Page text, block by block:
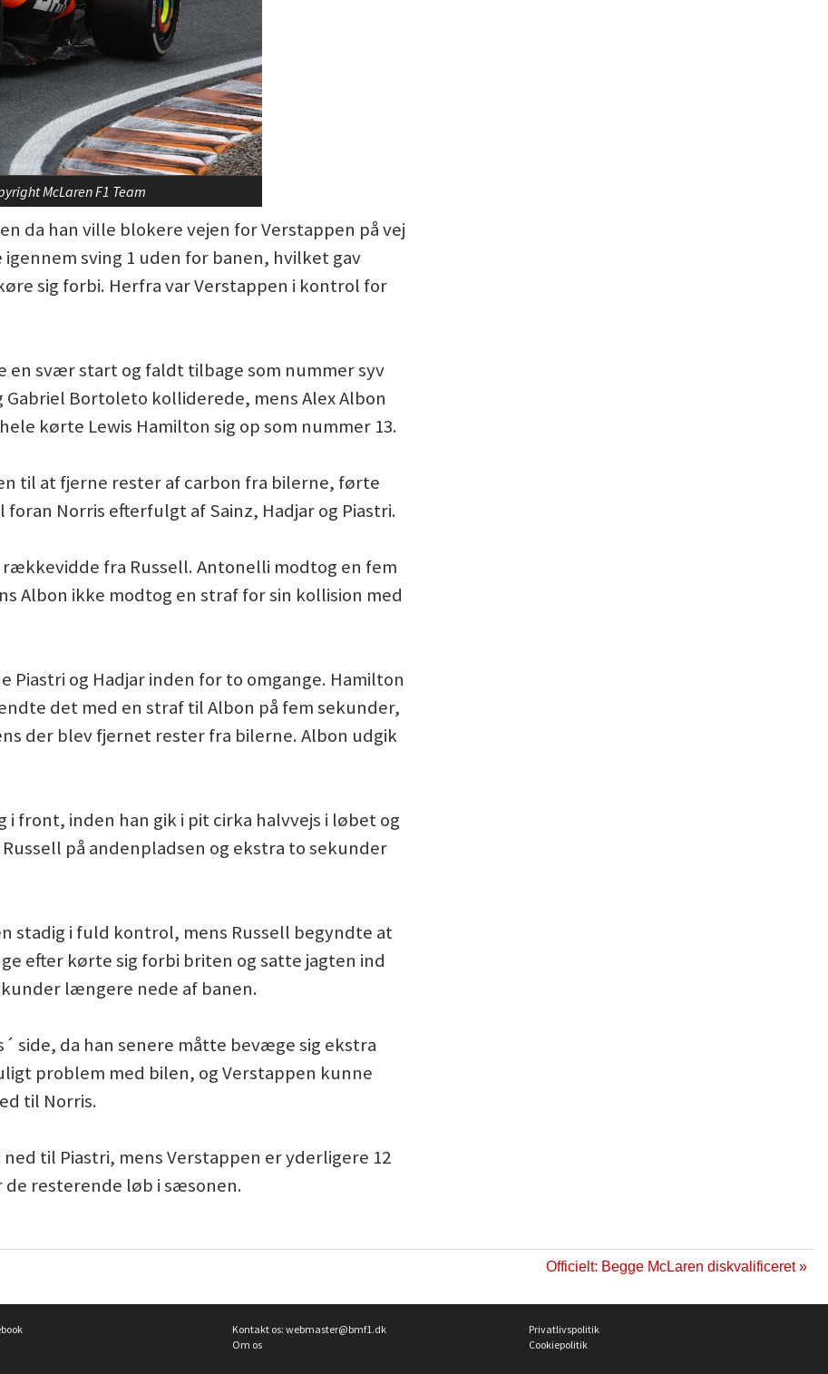
McLaren F1 Team
da han ville blokere vejen for Verstappen på vej
sving 1 uden for banen, hvilket gav
sig forbi. Herfra var Verstappen i kontrol for
en svær start og faldt tilbage som nummer syv
Bortoleto kolliderede, mens Alex Albon
kørte Lewis Hamilton sig op som nummer 13.
til at fjerne rester af carbon fra bilerne, førte
Norris efterfulgt af Sainz, Hadjar og Piastri.
rækkevidde fra Russell. Antonelli modtog en fem
Albon ikke modtog en straf for sin kollision med
Piastri og Hadjar inden for to omgange. Hamilton
det med en straf til Albon på fem sekunder,
der blev fjernet rester fra bilerne. Albon udgik
front, inden han gik i pit cirka halvvejs i løbet og
på andenpladsen og ekstra to sekunder
stadig i fuld kontrol, mens Russell begyndte at
efter kørte sig forbi briten og satte jagten ind
længere nede af banen.
side, da han senere måtte bevæge sig ekstra
problem med bilen, og Verstappen kunne
til Norris.
til Piastri, mens Verstappen er yderligere 12
de resterende løb i sæsonen.
Officielt: Begge McLaren diskvalificeret »
Kontakt os: webmaster@bmf1.dk
Om os
Privatlivspolitik
Cookiepolitik